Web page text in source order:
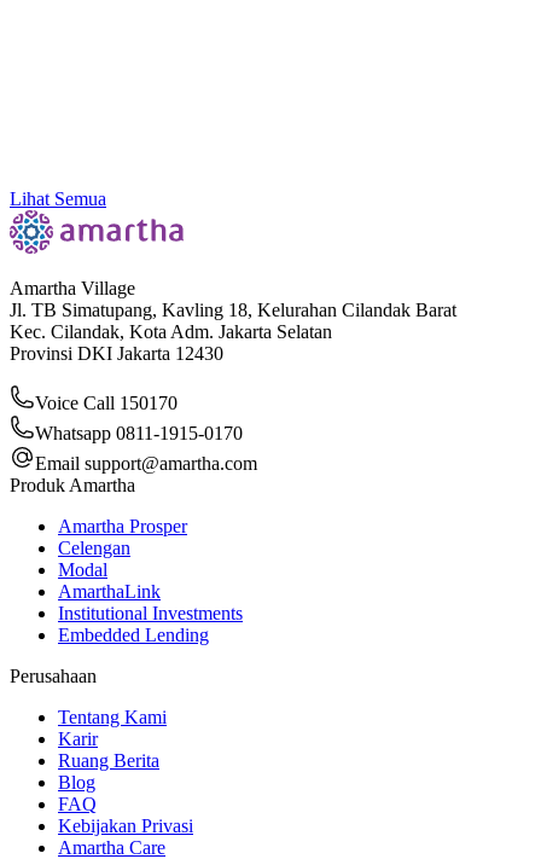
Dipakai di Dunia Bisnis
Lihat Semua
Amartha Village
Jl. TB Simatupang, Kavling 18, Kelurahan Cilandak Barat
Kec. Cilandak, Kota Adm. Jakarta Selatan
Provinsi DKI Jakarta 12430
Voice Call 150170
Whatsapp 0811-1915-0170
Email support@amartha.com
Produk Amartha
Amartha Prosper
Celengan
Modal
AmarthaLink
Institutional Investments
Embedded Lending
Perusahaan
Tentang Kami
Karir
Ruang Berita
Blog
FAQ
Kebijakan Privasi
Amartha Care